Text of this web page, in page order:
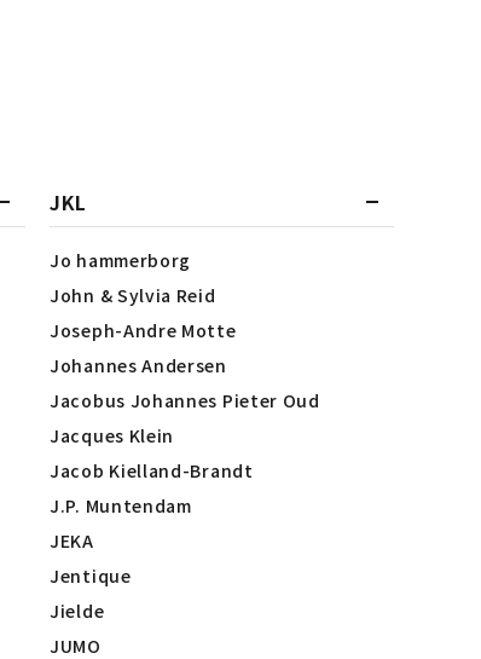
JKL
Jo hammerborg
John & Sylvia Reid
Joseph-Andre Motte
Johannes Andersen
Jacobus Johannes Pieter Oud
Jacques Klein
Jacob Kielland-Brandt
J.P. Muntendam
JEKA
Jentique
Jielde
JUMO